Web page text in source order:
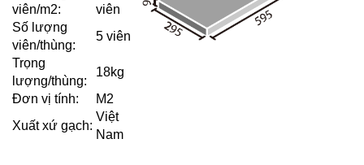
viên/m2:
viên
Số lượng
viên/thùng:
5 viên
Trọng
lượng/thùng:
18kg
Đơn vị tính:
M2
Xuất xứ gạch:
Việt
Nam